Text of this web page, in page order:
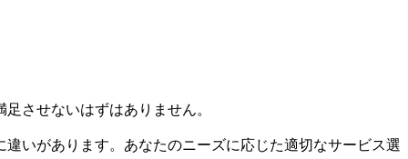
させないはずはありません。
いがあります。あなたのニーズに応じた適切なサービス選